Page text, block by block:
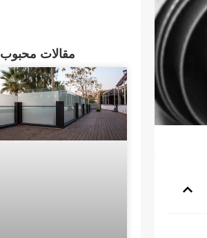
مقالات محبوب